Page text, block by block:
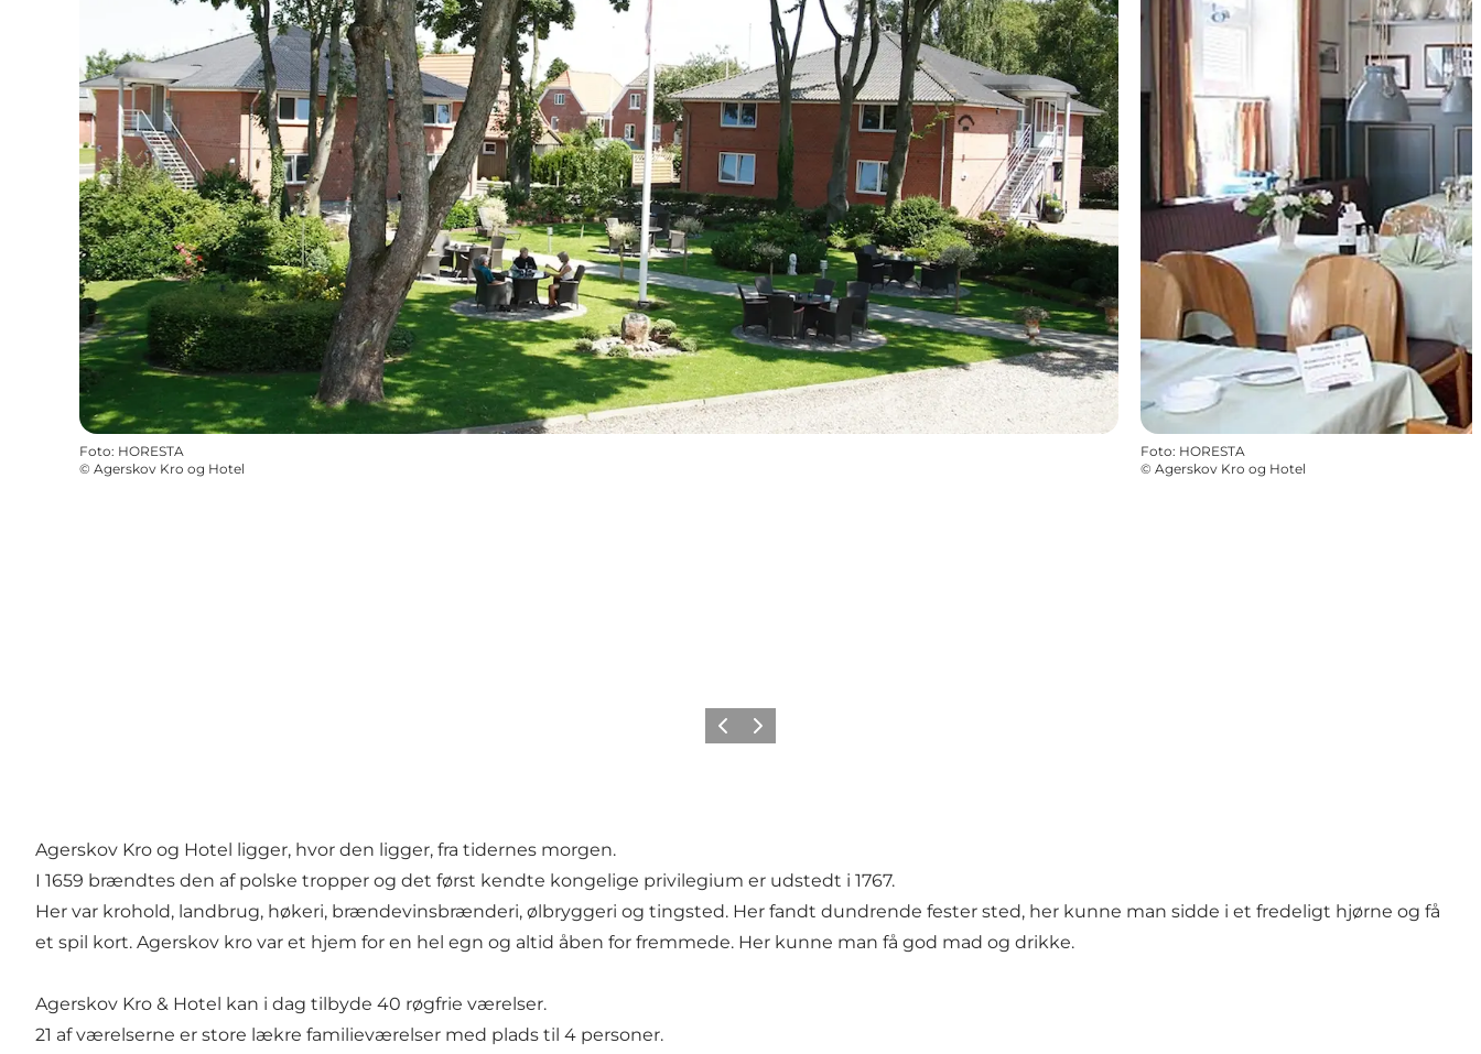
Foto: HORESTA
© Agerskov Kro og Hotel
Foto: HORESTA
© Agerskov Kro og Hotel
ForrigeNæste
Agerskov Kro og Hotel ligger, hvor den ligger, fra tidernes morgen.
I 1659 brændtes den af polske tropper og det først kendte kongelige privilegium er udstedt i 1767.
Her var krohold, landbrug, høkeri, brændevinsbrænderi, ølbryggeri og tingsted. Her fandt dundrende fester sted, her kunne man sidde i et fredeligt hjørne og få
et spil kort. Agerskov kro var et hjem for en hel egn og altid åben for fremmede. Her kunne man få god mad og drikke.
Agerskov Kro & Hotel kan i dag tilbyde 40 røgfrie værelser.
21 af værelserne er store lækre familieværelser med plads til 4 personer.